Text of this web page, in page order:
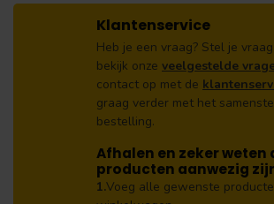
Klantenservice
Heb je een vraag? Stel je
bekijk onze veelgestelde
contact op met de
graag verder met het
bestelling.
Afhalen en zeker weten
producten aanwezig
1.Voeg alle gewenste